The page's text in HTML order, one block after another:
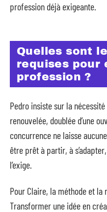
profession déjà exigeante.
Quelles sont
requises pour
profession ?
Pedro insiste sur la
renouvelée, doublée d’une
concurrence ne laisse
être prêt à partir, à
l’exige.
Pour Claire, la méthode et
Transformer une idée en